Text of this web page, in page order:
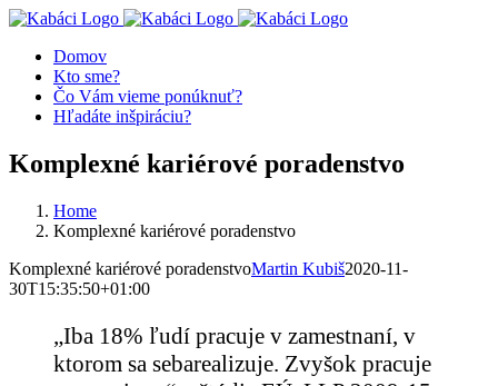
Skip
content
Facebook
X
YouTube
Instagram
Domov
Kto sme?
Čo Vám vieme ponúknuť?
Hľadáte inšpiráciu?
Komplexné kariérové poradenstvo
Home
Komplexné kariérové poradenstvo
Komplexné kariérové poradenstvoMartin Kubiš2020-11-
30T15:35:50+01:00
„Iba 18% ľudí pracuje v zamestnaní, v
ktorom sa sebarealizuje. Zvyšok pracuje